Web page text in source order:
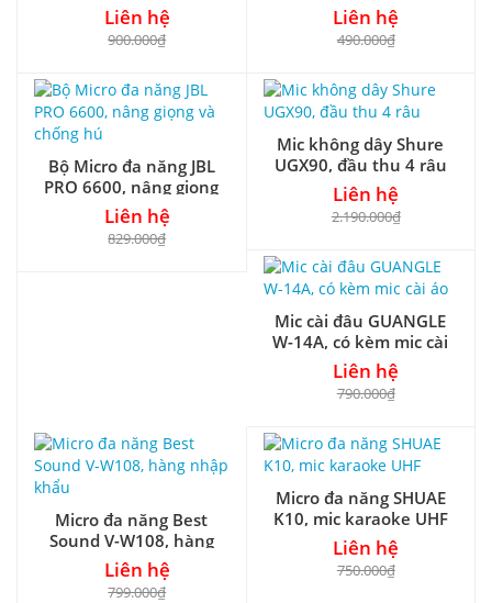
Liên hệ
900.000₫
Liên hệ
490.000₫
Bộ Micro đa năng JBL
PRO 6600, nâng giọng
và chống hú
Liên hệ
829.000₫
Mic không dây Shure
UGX90, đầu thu 4 râu
Liên hệ
2.190.000₫
Mic cài đâu GUANGLE
W-14A, có kèm mic cài
áo
Liên hệ
790.000₫
Micro đa năng Best
Sound V-W108, hàng
nhập khẩu
Liên hệ
799.000₫
Micro đa năng SHUAE
K10, mic karaoke UHF
Liên hệ
750.000₫